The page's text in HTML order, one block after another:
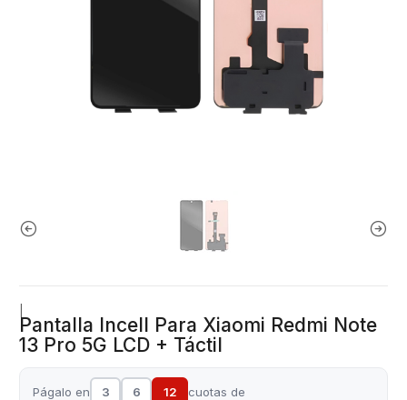
Pantalla Incell Para Xiaomi Redmi Note
13 Pro 5G LCD + Táctil
Págalo en 3 6 12 cuotas de